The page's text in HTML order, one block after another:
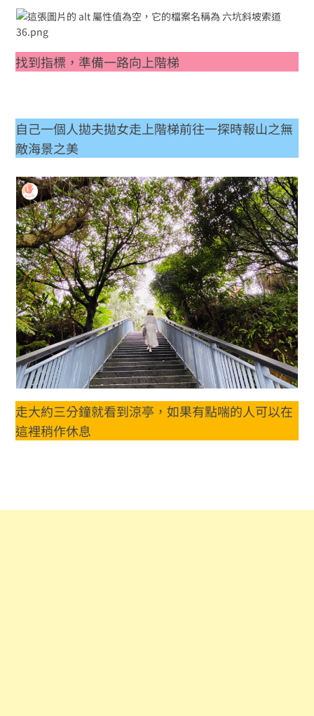
找到指標，準備一路向上階梯
自己一個人拋夫拋女走上階梯前往一探時報山之無
敵海景之美
走大約三分鐘就看到涼亭，如果有點喘的人可以在
這裡稍作休息